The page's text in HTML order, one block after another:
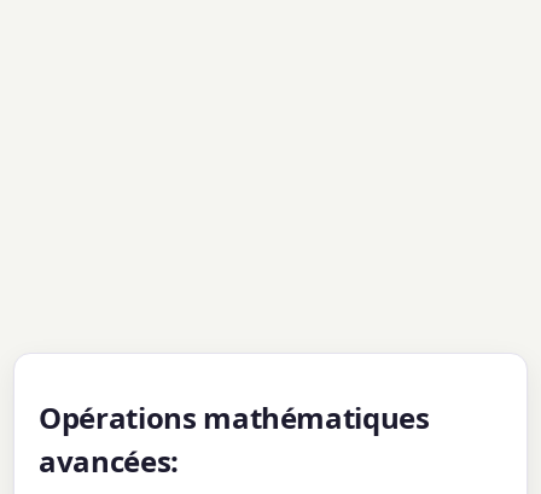
Opérations mathématiques
avancées: